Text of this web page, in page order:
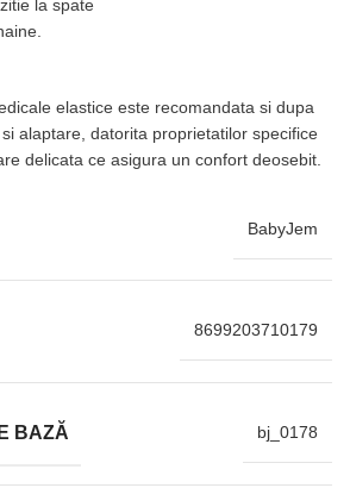
la spate
elastice este recomandata si dupa
alaptare, datorita proprietatilor specifice
delicata ce asigura un confort deosebit.
BabyJem
8699203710179
BAZĂ bj_0178